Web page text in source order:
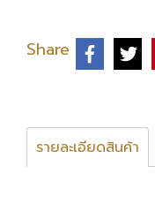
Share
รายละเอียดสินค้า